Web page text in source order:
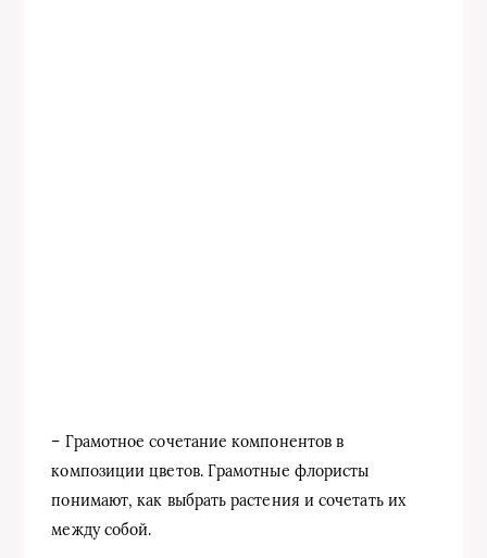
– Грамотное сочетание компонентов в
композиции цветов. Грамотные флористы
понимают, как выбрать растения и сочетать их
между собой.